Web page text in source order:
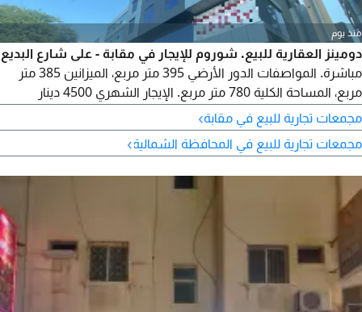
منذ يوم
دومينز العقارية للبيع. شوروم للإيجار في مقابة - على شارع البديع
مباشرة. المواصفات الدور الأرضي 395 متر مربع، الميزانين 385 متر
مربع، المساحة الكلية 780 متر مربع. الإيجار الشهري 4500 دينار
بحريني. موقع استراتيجي على شارع البديع الحيوي، مثالي لعرض
المنتجات أو تأسيس مشروعك التجاري في موقع يجمع بين الرؤية
مجمعات تجارية للبيع في مقابة›
مجمعات تجارية للبيع في المحافظة الشمالية›